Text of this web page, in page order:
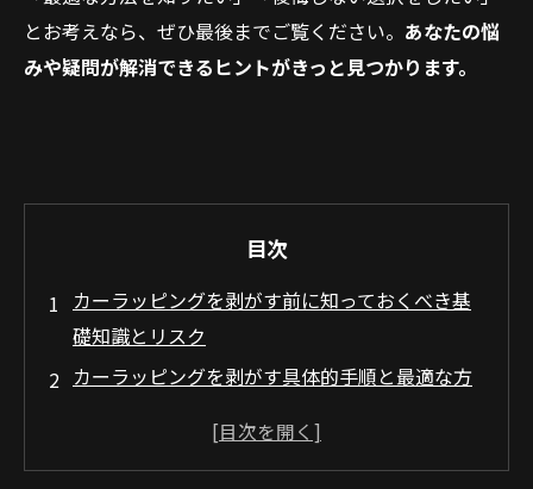
とお考えなら、ぜひ最後までご覧ください。 あなたの悩
みや疑問が解消できるヒントがきっと見つかります。
目次
カーラッピングを剥がす前に知っておくべき基
礎知識とリスク
カーラッピングを剥がす具体的手順と最適な方
剥がし作業で起こりうるリスクとトラブル回避